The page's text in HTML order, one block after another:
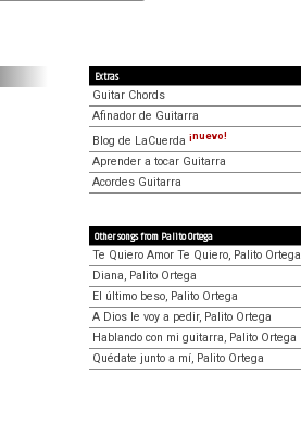
Extras
Guitar Chords
Afinador de Guitarra
Blog de LaCuerda ¡nuevo!
Aprender a tocar Guitarra
Acordes Guitarra
Other songs from Palito Ortega
Te Quiero Amor Te Quiero, Palito Ortega
Diana, Palito Ortega
El último beso, Palito Ortega
A Dios le voy a pedir, Palito Ortega
Hablando con mi guitarra, Palito Ortega
Quédate junto a mí, Palito Ortega